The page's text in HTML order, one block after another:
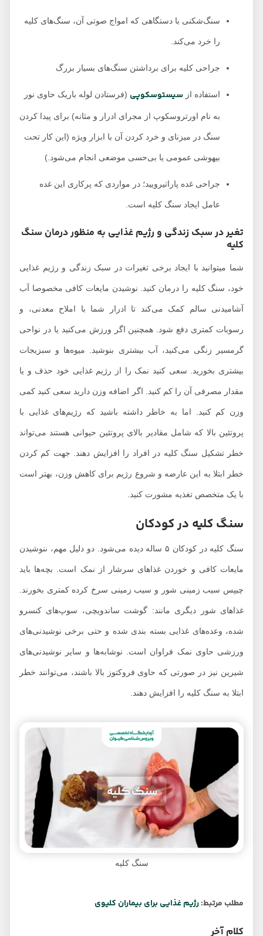
سنگ‌شکنی با دستگاهی که امواج صوتی آن، سنگ‌های کلیه
را خرد می‌کند.
جراحی کلیه برای برداشتن سنگ‌های بسیار بزرگ
استفاده ازسیستوسکوپی(فرستادن لوله باریک حاوی نور
به نام اورتروسکوپ از مجرای ادرار و مثانه) برای پیدا کردن
سنگ در میزنای و خرد کردن آن با ابزار ویژه (این کار تحت
بیهوشی عمومی یا بی‌حسی موضعی انجام می‌شود.)
جراحی غده پاراتیرویید؛ در مواردی که پرکاری این غده
عامل ایجاد سنگ کلیه است.
تغیر در سبک زندگی و رژیم غذایی به منظور درمان سنگ
شما میتوانید با ایجاد برخی تغیرات در سبک زندگی و رژیم غذایی
خود، سنگ کلیه را درمان کنید. نوشیدن مایعات کافی مخصوصا آب
آشامیدنی سالم کمک می‌کند تا ادرار شما با املاح معدنی، و
رسوبات کمتری دفع شود. همچنین اگر ورزش می‌کنید یا در نواحی
گرمسیر زنگی می‌کنید، آب بیشتری بنوشید. میوه‌ها و سبزیجات
بیشتری بخورید. سعی کنید نمک را از رژیم غذایی خود حذف و یا
مقدار مصرفی آن را کم کنید. اگر اضافه وزن دارید سعی کنید کمی
وزن کم کنید. اما به خاطر داشته باشید که رژیم‌های غذایی با
پروتئین بالا که شامل مقادیر بالای پروتئین حیوانی هستند می‌تواند
خطر تشکیل سنگ کلیه در افراد را افزایش دهند. جهت کم کردن
خطر ابتلا به این عارضه و شروع رژیم برای کاهش وزن، بهتر است
با یک متخصص تغذیه مشورت کنید.
سنگ کلیه در کودکان
سنگ کلیه در کودکان ۵ ساله دیده می‌شود. دو دلیل مهم، ننوشیدن
مایعات کافی و خوردن غذاهای سرشار از نمک است. بچه‌ها باید
چیپس سیب زمینی شور و سیب زمینی سرخ کرده کمتری بخورند.
غذاهای شور دیگری مانند: گوشت ساندویچی، سوپ‌های کنسرو
شده، وعده‌های غذایی بسته بندی شده و حتی برخی نوشیدنی‌های
ورزشی حاوی نمک فراوان است. نوشابه‌ها و سایر نوشیدنی‌های
شیرین نیز در صورتی که حاوی فروکتوز بالا باشند، می‌توانند خطر
ابتلا به سنگ کلیه را افزایش دهند.
سنگ کلیه
مطلب مرتبط:رژیم غذایی برای بیماران کلیوی
کلام آخر